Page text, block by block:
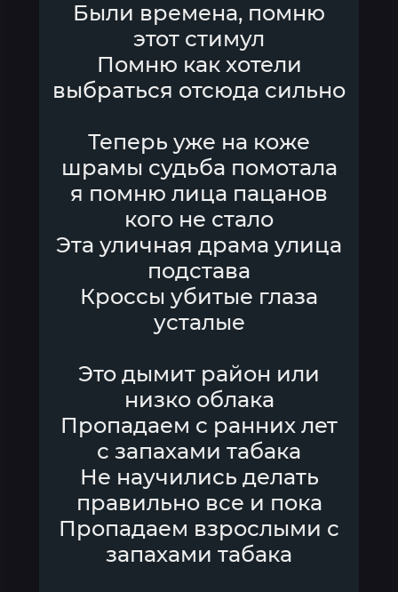
Были времена, помню
этот стимул
Помню как хотели
выбраться отсюда сильно
Теперь уже на коже
шрамы судьба помотала
я помню лица пацанов
кого не стало
Эта уличная драма улица
подстава
Кроссы убитые глаза
усталые
Это дымит район или
низко облака
Пропадаем с ранних лет
с запахами табака
Не научились делать
правильно все и пока
Пропадаем взрослыми с
запахами табака